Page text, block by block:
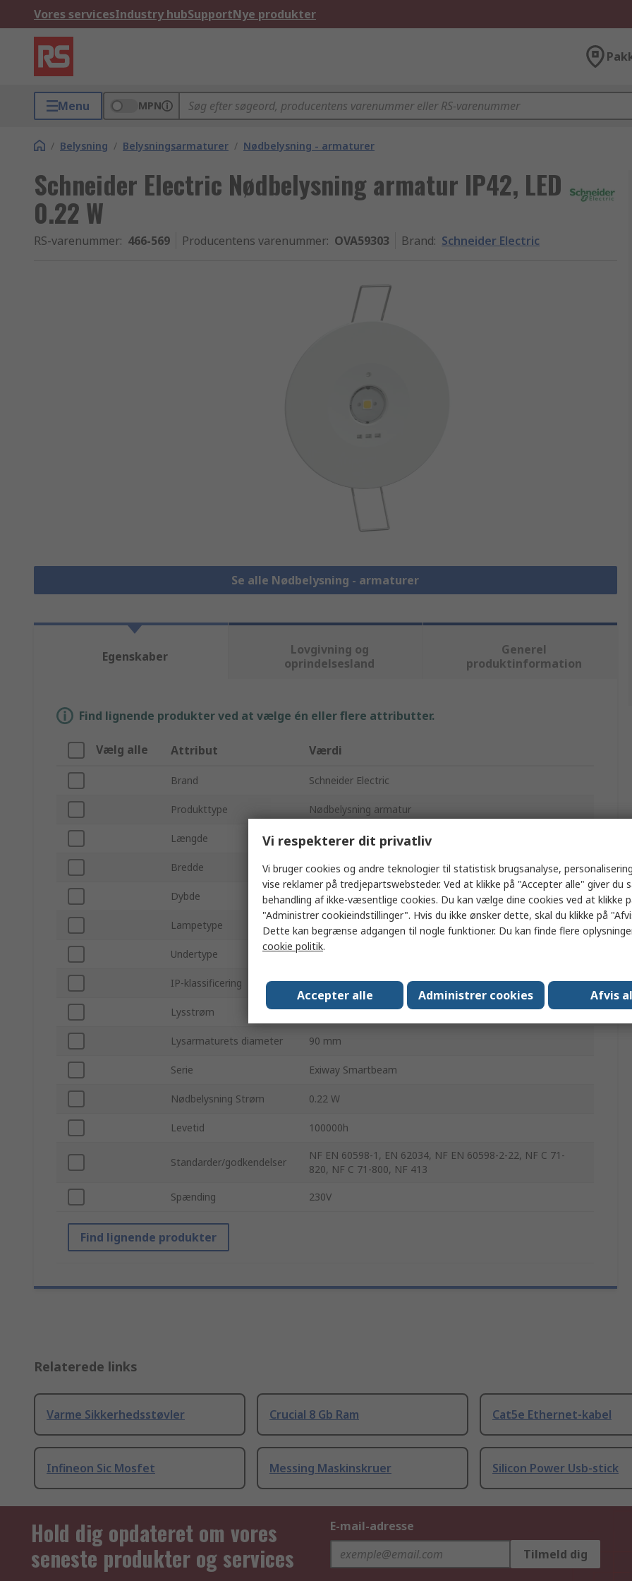
Vores servicesIndustry hubSupportNye produkter
Menu MPN
/ Belysning / Belysningsarmaturer / Nødbelysning - armaturer
Schneider Electric Nødbelysning armatur IP42, LED
0.22 W
RS-varenummer: 466-569 Producentens varenummer: OVA59303 Brand: Schneider Electric
Se alle Nødbelysning - armaturer
Egenskaber
Lovgivning og
oprindelsesland
Generel
produktinformation
Find lignende produkter ved at vælge én eller flere attributter.
Vælg alle Attribut Værdi
Brand Schneider Electric
Produkttype Nødbelysning armatur
Længde 253mm
Bredde 406mm
Dybde 170mm
Lampetype LED
Undertype Atmosfære
IP-klassificering IP42
Lysstrøm 550lm
Lysarmaturets diameter 90 mm
Serie Exiway Smartbeam
Nødbelysning Strøm 0.22 W
Levetid 100000h
Standarder/godkendelser
NF EN 60598-1, EN 62034, NF EN 60598-2-22, NF C 71-
820, NF C 71-800, NF 413
Spænding 230V
Find lignende produkter
Relaterede links
Varme Sikkerhedsstøvler Crucial 8 Gb Ram Cat5e Ethernet-kabel
Infineon Sic Mosfet Messing Maskinskruer Silicon Power Usb-stick
Hold dig opdateret om vores
seneste produkter og services
E-mail-adresse
Tilmeld dig
Vi respekterer dit privatliv
Vi bruger cookies og andre teknologier til statistisk brugsanalyse,
vise reklamer på tredjepartswebsteder. Ved at klikke på "Accepter alle" giver du
behandling af ikke-væsentlige cookies. Du kan vælge dine cookies ved at klikke
"Administrer cookieindstillinger". Hvis du ikke ønsker dette, skal du klikke på
Dette kan begrænse adgangen til nogle funktioner. Du kan finde flere
cookie politik.
Accepter alle Administrer cookies Afvis